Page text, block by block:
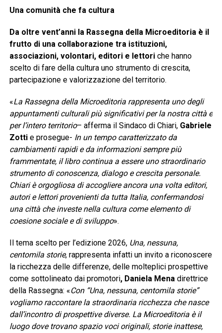
Una comunità che fa cultura
Da oltre vent’anni la Rassegna della Microeditoria è il
frutto di una collaborazione tra istituzioni,
associazioni, volontari, editori e lettoriche hanno
scelto di fare della cultura uno strumento di crescita,
partecipazione e valorizzazione del territorio.
«La Rassegna della Microeditoria rappresenta uno degli
appuntamenti culturali più significativi per la nostra città e
per l’intero territorio– afferma il Sindaco di Chiari, Gabriele
Zotti e prosegue- In un tempo caratterizzato da
cambiamenti rapidi e da informazioni sempre più
frammentate, il libro continua a essere uno straordinario
strumento di conoscenza, dialogo e crescita personale.
Chiari è orgogliosa di accogliere ancora una volta editori,
autori e lettori provenienti da tutta Italia, confermandosi
una città che investe nella cultura come elemento di
coesione sociale e di sviluppo».
Il tema scelto per l’edizione 2026, Una, nessuna,
centomila storie, rappresenta infatti un invito a riconoscere
la ricchezza delle differenze, delle molteplici prospettive
come sottolineato dai promotori, Daniela Menadirettrice
della Rassegna: «Con “Una, nessuna, centomila storie”
vogliamo raccontare la straordinaria ricchezza che nasce
dall’incontro di prospettive diverse. La Microeditoria è il
luogo dove trovano spazio voci originali, storie inattese,